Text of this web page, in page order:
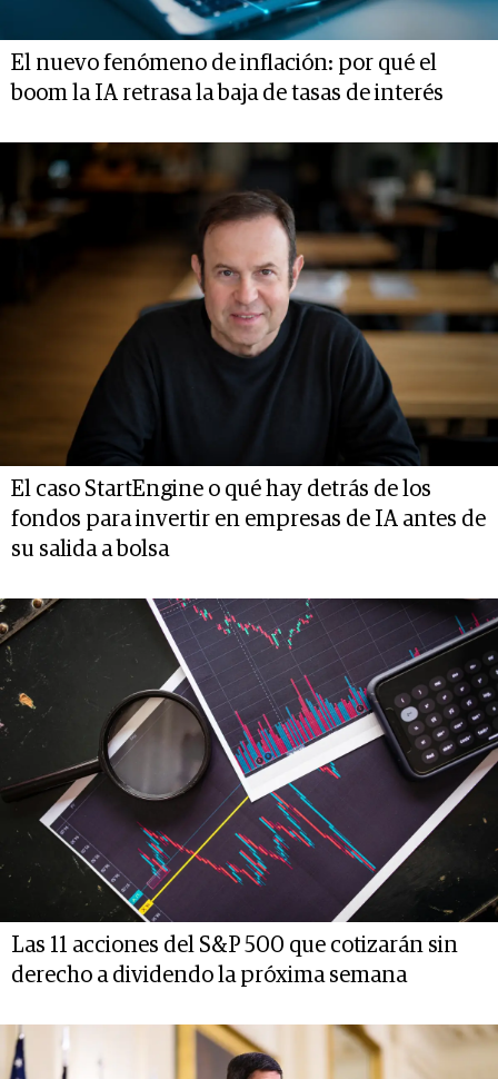
El nuevo fenómeno de inflación: por qué el
boom la IA retrasa la baja de tasas de interés
El caso StartEngine o qué hay detrás de los
fondos para invertir en empresas de IA antes de
su salida a bolsa
Las 11 acciones del S&P 500 que cotizarán sin
derecho a dividendo la próxima semana